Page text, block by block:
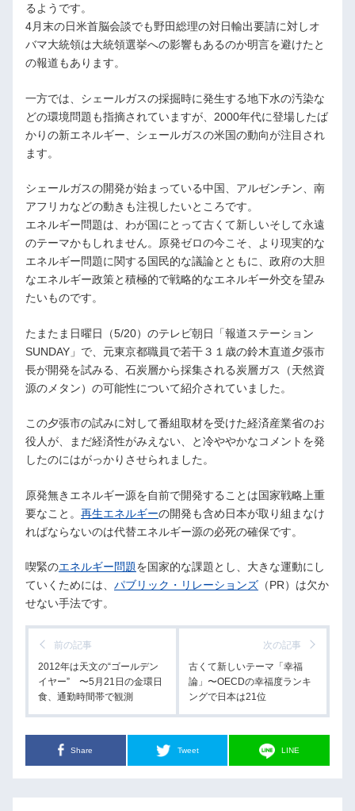
るようです。
4月末の日米首脳会談でも野田総理の対日輸出要請に対しオ
バマ大統領は大統領選挙への影響もあるのか明言を避けたと
の報道もあります。
一方では、シェールガスの採掘時に発生する地下水の汚染な
どの環境問題も指摘されていますが、2000年代に登場したば
かりの新エネルギー、シェールガスの米国の動向が注目され
ます。
シェールガスの開発が始まっている中国、アルゼンチン、南
アフリカなどの動きも注視したいところです。
エネルギー問題は、わが国にとって古くて新しいそして永遠
のテーマかもしれません。原発ゼロの今こそ、より現実的な
エネルギー問題に関する国民的な議論とともに、政府の大胆
なエネルギー政策と積極的で戦略的なエネルギー外交を望み
たいものです。
たまたま日曜日（5/20）のテレビ朝日「報道ステーション
SUNDAY」で、元東京都職員で若干３１歳の鈴木直道夕張市
長が開発を試みる、石炭層から採集される炭層ガス（天然資
源のメタン）の可能性について紹介されていました。
この夕張市の試みに対して番組取材を受けた経済産業省のお
役人が、まだ経済性がみえない、と冷ややかなコメントを発
したのにはがっかりさせられました。
原発無きエネルギー源を自前で開発することは国家戦略上重
要なこと。 再生エネルギーの開発も含め日本が取り組まなけ
ればならないのは代替エネルギー源の必死の確保です。
喫緊のエネルギー問題を国家的な課題とし、大きな運動にし
ていくためには、 パブリック・リレーションズ （PR）は欠か
せない手法です。
前の記事
2012年は天文の“ゴールデン
イヤー” 〜5月21日の金環日
食、通勤時間帯で観測
次の記事
古くて新しいテーマ「幸福
論」〜OECDの幸福度ランキ
ングで日本は21位
Share Tweet LINE